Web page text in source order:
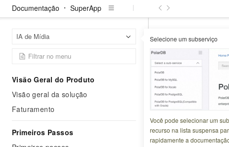
Documentação SuperApp
IA de Mídia Selecione um subserviço
Você pode selecionar um
recurso na lista suspensa
rapidamente a
Visão Geral do Produto
Visão geral da solução
Faturamento
Primeiros Passos
Guia de Configuração
Guia de
Atualizado em:
Configure fluxos de
facial, transcrição
Um fluxo de